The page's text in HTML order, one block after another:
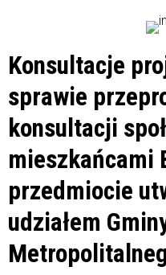
Konsultacje
sprawie
konsultacji
mieszkańcami
przedmiocie
udziałem